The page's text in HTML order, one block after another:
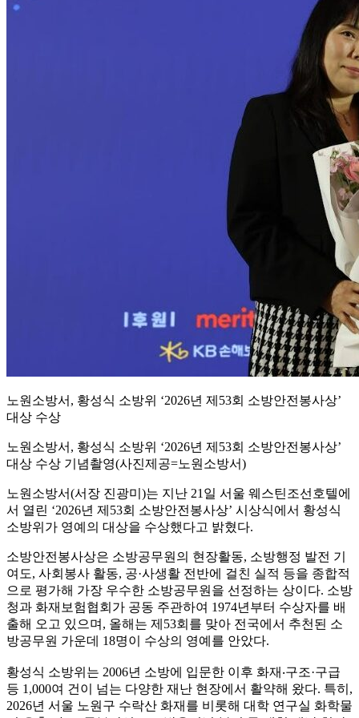
노원소방서, 황성식 소방위 ‘2026년 제53회 소방안전봉사상’
대상 수상
노원소방서, 황성식 소방위 ‘2026년 제53회 소방안전봉사상’
대상 수상 기념촬영(사진제공=노원소방서)
노원소방서(서장 진광미)는 지난 21일 서울 웨스틴조선호텔에
서 열린 ‘2026년 제53회 소방안전봉사상’ 시상식에서 황성식
소방위가 영예의 대상을 수상했다고 밝혔다.
소방안전봉사상은 소방공무원의 현장활동, 소방행정 발전 기
여도, 사회봉사 활동, 공·사생활 전반에 걸친 실적 등을 종합적
으로 평가해 가장 우수한 소방공무원을 선정하는 상이다. 소방
청과 화재보험협회가 공동 주관하여 1974년부터 수상자를 배
출해 오고 있으며, 올해는 제53회를 맞아 전국에서 추천된 소
방공무원 가운데 18명이 수상의 영예를 안았다.
황성식 소방위는 2006년 소방에 입문한 이후 화재‧구조·구급
등 1,000여 건이 넘는 다양한 재난 현장에서 활약해 왔다. 특히,
2026년 서울 노원구 수락산 화재를 비롯해 대학 연구실 화학물